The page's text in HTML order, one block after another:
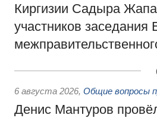
Киргизии Садыра
участников заседания
6 августа 2026, Общие вопросы
Денис Мантуров